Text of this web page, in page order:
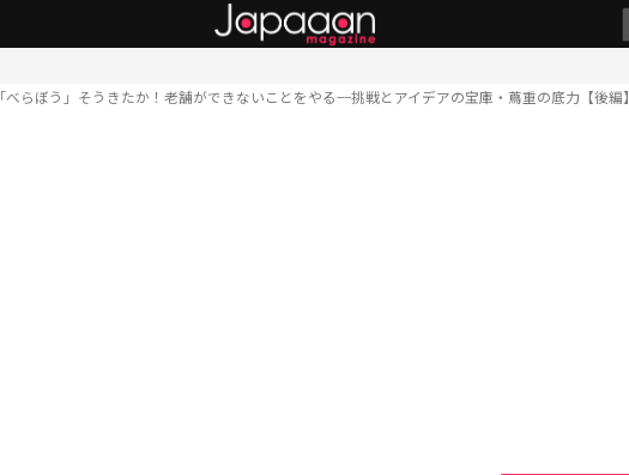
「べらぼう」そうきたか！老舗ができないことをやる−−挑戦とアイデアの宝庫・蔦重の底力【後編】